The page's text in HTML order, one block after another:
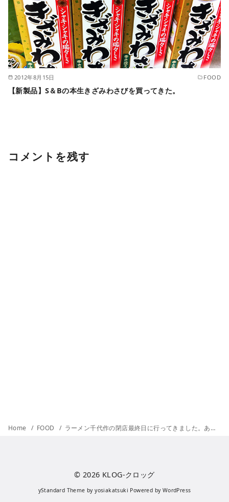
2012年8月15日 FOOD
【新製品】S＆Bの本生きざみわさびを買ってきた。
コメントを残す
Home FOOD ラーメン千代作の閉店最終日に行ってきました。ありがとう千代作！ロッキン！！
© 2026 KLOG-クロッグ
yStandard Theme byyosiakatsuki Powered by WordPress